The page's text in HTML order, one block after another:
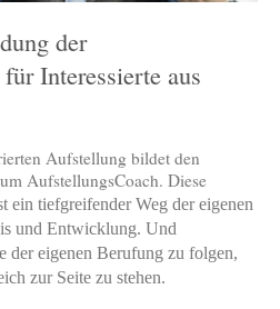
der
Interessierte aus
Aufstellung bildet den
AufstellungsCoach. Diese
ein tiefgreifender Weg der eigenen
und Entwicklung. Und
der eigenen Berufung zu folgen,
zur Seite zu stehen.